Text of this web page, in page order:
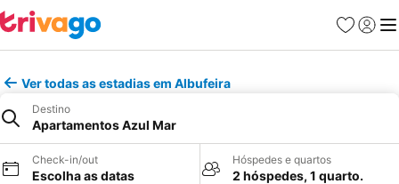
Favoritos
Iniciar
Ver todas as estadias em Albufeira
Destino
Apartamentos Azul Mar
Check-in/out
Escolha as datas
Hóspedes e quartos
2 hóspedes, 1 quarto.